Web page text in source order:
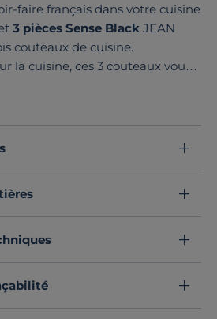
faire français dans votre cuisine
3 pièces Sense Black JEAN
couteaux de cuisine.
la cuisine, ces 3 couteaux vous
et plaisir.
sélection :
Couteaux de cuisine